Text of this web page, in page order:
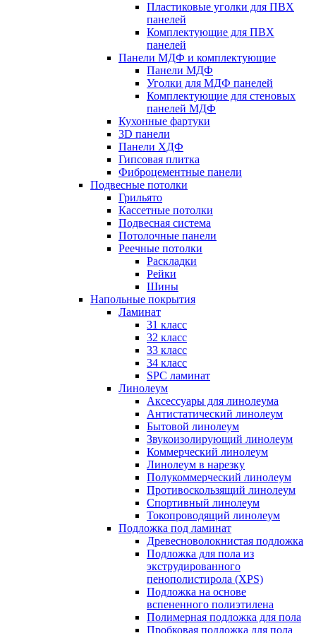
Пластиковые уголки для ПВХ
панелей
Комплектующие для ПВХ
панелей
Панели МДФ и комплектующие
Панели МДФ
Уголки для МДФ панелей
Комплектующие для стеновых
панелей МДФ
Кухонные фартуки
3D панели
Панели ХДФ
Гипсовая плитка
Фиброцементные панели
Подвесные потолки
Грильято
Кассетные потолки
Подвесная система
Потолочные панели
Реечные потолки
Раскладки
Рейки
Шины
Напольные покрытия
Ламинат
31 класс
32 класс
33 класс
34 класс
SPC ламинат
Линолеум
Аксессуары для линолеума
Антистатический линолеум
Бытовой линолеум
Звукоизолирующий линолеум
Коммерческий линолеум
Линолеум в нарезку
Полукоммерческий линолеум
Противоскользящий линолеум
Спортивный линолеум
Токопроводящий линолеум
Подложка под ламинат
Древесноволокнистая подложка
Подложка для пола из
экструдированного
пенополистирола (XPS)
Подложка на основе
вспененного полиэтилена
Полимерная подложка для пола
Пробковая подложка для пола